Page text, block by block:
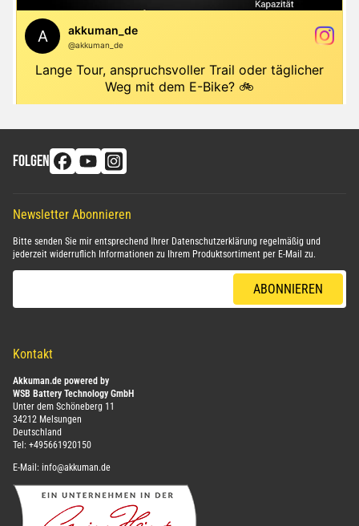
FOLGEN
Newsletter Abonnieren
Bitte senden Sie mir entsprechend Ihrer Datenschutzerklärung regelmäßig und
jederzeit widerruflich Informationen zu Ihrem Produktsortiment per E-Mail zu.
ABONNIEREN
Kontakt
Akkuman.de powered by
WSB Battery Technology GmbH
Unter dem Schöneberg 11
34212 Melsungen
Deutschland
Tel: +495661920150
E-Mail: info@akkuman.de